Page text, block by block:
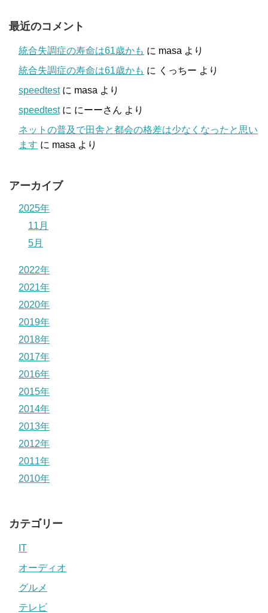
最近のコメント
統合失調症の寿命は61歳かも に masa より
統合失調症の寿命は61歳かも に くっちー より
speedtestに masa より
speedtestに にーーさん より
ネットの普及で田舎と都会の格差は少なくなったと思い
ます に masa より
アーカイブ
2025年
11月
5月
2022年
2021年
2020年
2019年
2018年
2017年
2016年
2015年
2014年
2013年
2012年
2011年
2010年
カテゴリー
IT
オーディオ
グルメ
テレビ